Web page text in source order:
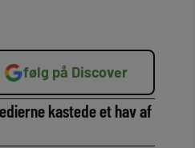
følg på Discover
kastede et hav af